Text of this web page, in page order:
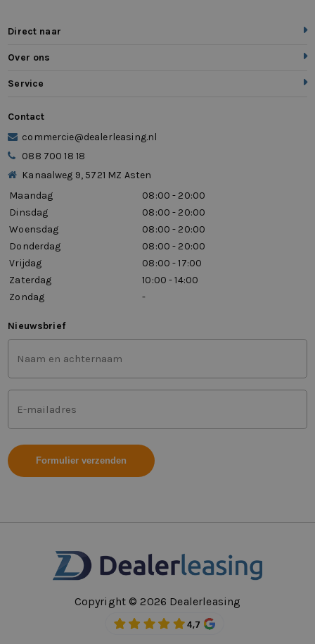
WiFi voorbereiding
zij airbag(s) voor
Direct naar
Over ons
Service
Contact
commercie@dealerleasing.nl
088 700 18 18
Kanaalweg 9, 5721 MZ Asten
Maandag
08:00 - 20:00
Dinsdag
08:00 - 20:00
Woensdag
08:00 - 20:00
Donderdag
08:00 - 20:00
Vrijdag
08:00 - 17:00
Zaterdag
10:00 - 14:00
Zondag
-
Nieuwsbrief
Voor-
en
achternaam
(Vereist)
Mailadres
(Vereist)
Copyright © 2026 Dealerleasing